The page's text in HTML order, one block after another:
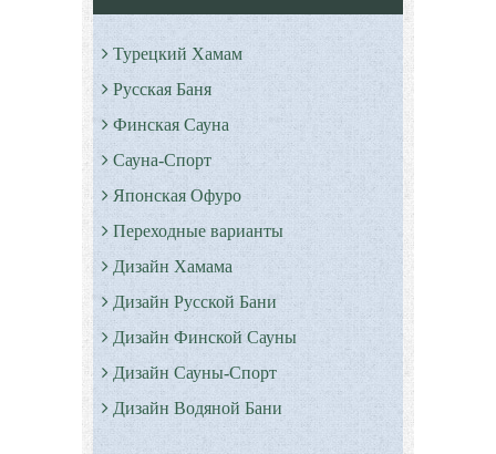
Турецкий Хамам
Русская Баня
Финская Сауна
Сауна-Спорт
Японская Офуро
Переходные варианты
Дизайн Хамама
Дизайн Русской Бани
Дизайн Финской Сауны
Дизайн Сауны-Спорт
Дизайн Водяной Бани
Римские бани - Термы